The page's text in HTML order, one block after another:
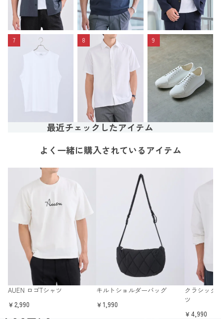
7 8 9
最近チェックしたアイテム
よく一緒に購入されているアイテム
AUEN ロゴTシャツ
￥2,990
キルトショルダーバッグ
￥1,990
クラシック
ツ
￥4,990